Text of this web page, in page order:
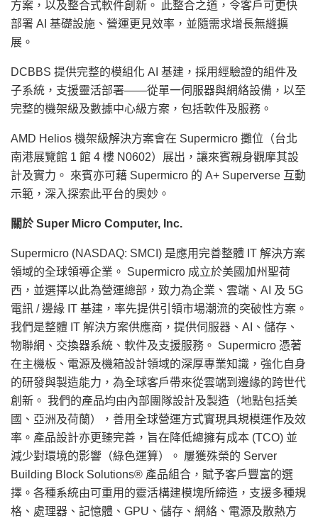
方案，以及整合式軟件創新。 此整合之道，令客戶可更快
部署 AI 基礎設施、營運更見效率，並隨需求增長無縫擴
展。
DCBBS 提供完整的模組化 AI 基建，採用經驗證的組件及
子系統，支援靈活部署——從單一伺服器與網絡設備，以至
完整的機架級及數據中心級方案，包括軟件及服務。
AMD Helios 機架級解決方案會在 Supermicro 攤位（台北
南港展覽館 1 館 4 樓 N0602）展出，讓來賓親身觀摩其設
計及實力。 來賓亦可藉 Supermicro 的 A+ Superverse 互動
示範，深入探索此平台的奧妙。
關於 Super Micro Computer, Inc.
Supermicro (NASDAQ: SMCI) 是應用完善整體 IT 解決方案
領域的全球領導企業。 Supermicro 成立於美國加州聖荷
西，並選擇以此為營運總部，致力為企業、雲端、AI 及 5G
電訊 / 邊緣 IT 基建，率先提供引領市場潮流的突破性方案。
我們是整體 IT 解決方案供應商，提供伺服器、AI、儲存、
物聯網、交換器系統、軟件及支援服務。 Supermicro 憑著
在主機板、電源及機箱設計領域的深厚專業知識，強化自身
的研發與製造能力，為全球客戶帶來從雲端到邊緣的跨世代
創新。 我們的產品均由內部團隊設計及製造（地點包括美
國、亞洲及荷蘭），善用全球營運方式實現具規模運作及效
率。產品設計亦更臻完善，旨在降低總擁有成本 (TCO) 並
減少對環境的影響（綠色運算）。 屢獲殊榮的 Server
Building Block Solutions® 產品組合，賦予客戶豐富的選
擇。各種系統由可重用的靈活構建模塊所締造，支援多種規
格、處理器、記憶體、GPU、儲存、網絡、電源及散熱方